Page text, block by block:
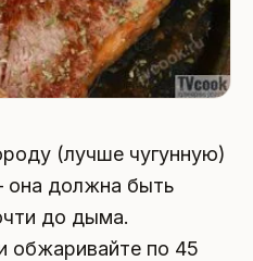
(лучше чугунную)
она должна быть
до дыма.
обжаривайте по 45